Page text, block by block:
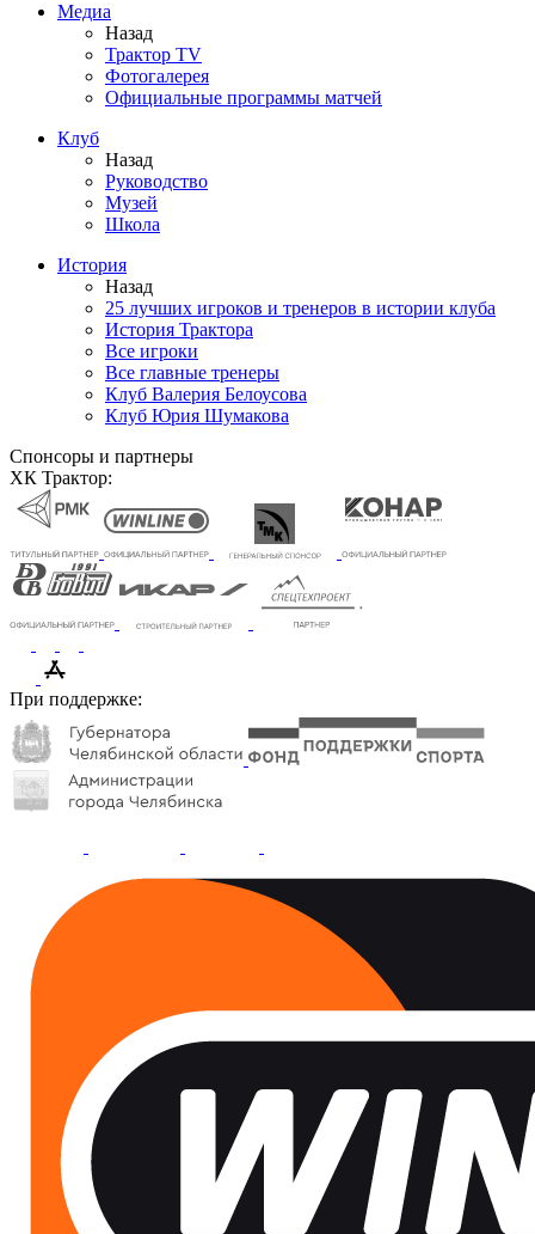
Медиа
Назад
Трактор TV
Фотогалерея
Официальные программы матчей
Клуб
Назад
Руководство
Музей
Школа
История
Назад
25 лучших игроков и тренеров в истории клуба
История Трактора
Все игроки
Все главные тренеры
Клуб Валерия Белоусова
Клуб Юрия Шумакова
Спонсоры и партнеры
ХК Трактор:
При поддержке: